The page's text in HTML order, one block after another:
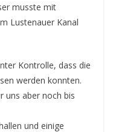
musste mit
Lustenauer Kanal
Kontrolle, dass die
werden konnten.
uns aber noch bis
und einige